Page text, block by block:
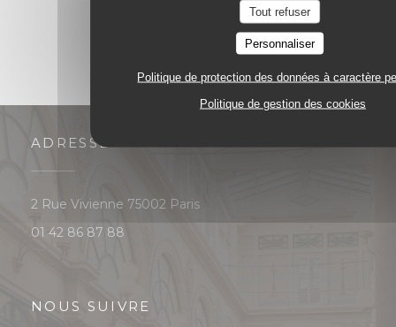
Tout refuser
Personnaliser
Politique de protection des données à caractère
Politique de gestion des cookies
ADRESSE
2 Rue Vivienne 75002 Paris((ouvre une nouvelle fenêtre))
01 42 86 87 88
NOUS SUIVRE